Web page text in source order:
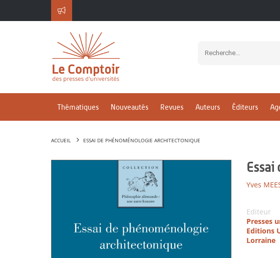
Thématiques Nouveautés Revues Auteurs Éditeurs
ACCUEIL ESSAI DE PHÉNOMÉNOLOGIE ARCHITECTONIQUE
Yves
Editeur
Presses
Editions
Lorraine